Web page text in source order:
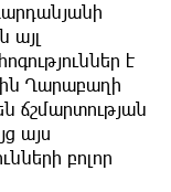
այլ
է
Ղարաբաղի
ճշմարտության
այս
բոլոր